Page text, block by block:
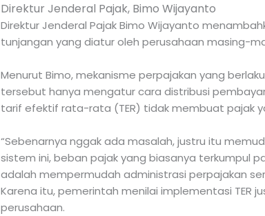
Direktur Jenderal Pajak, Bimo Wijayanto
Direktur Jenderal Pajak Bimo Wijayanto
tunjangan yang diatur oleh perusahaan masing-
Menurut Bimo, mekanisme perpajakan yang
tersebut hanya mengatur cara distribusi
tarif efektif rata-rata (TER) tidak membuat pajak
“Sebenarnya nggak ada masalah, justru itu
sistem ini, beban pajak yang biasanya terkumpul
adalah mempermudah administrasi perpajakan
Karena itu, pemerintah menilai implementasi TER
perusahaan.